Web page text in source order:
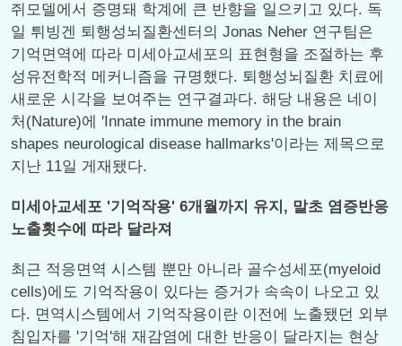
쥐모델에서 증명돼 학계에 큰 반향을 일으키고 있다. 독
일 튀빙겐 퇴행성뇌질환센터의 Jonas Neher 연구팀은
기억면역에 따라 미세아교세포의 표현형을 조절하는 후
성유전학적 메커니즘을 규명했다. 퇴행성뇌질환 치료에
새로운 시각을 보여주는 연구결과다. 해당 내용은 네이
처(Nature)에 'Innate immune memory in the brain
shapes neurological disease hallmarks'이라는 제목으로
지난 11일 게재됐다.
미세아교세포 '기억작용' 6개월까지 유지, 말초 염증반응
노출횟수에 따라 달라져
최근 적응면역 시스템 뿐만 아니라 골수성세포(myeloid
cells)에도 기억작용이 있다는 증거가 속속이 나오고 있
다. 면역시스템에서 기억작용이란 이전에 노출됐던 외부
침입자를 '기억'해 재감염에 대한 반응이 달라지는 현상